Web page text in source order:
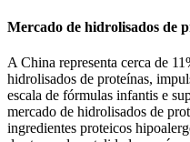
Mercado de hidrolisados ​​de
A China representa cerca de
hidrolisados ​​de proteínas,
escala de fórmulas infantis e
mercado de hidrolisados ​​de
ingredientes proteicos